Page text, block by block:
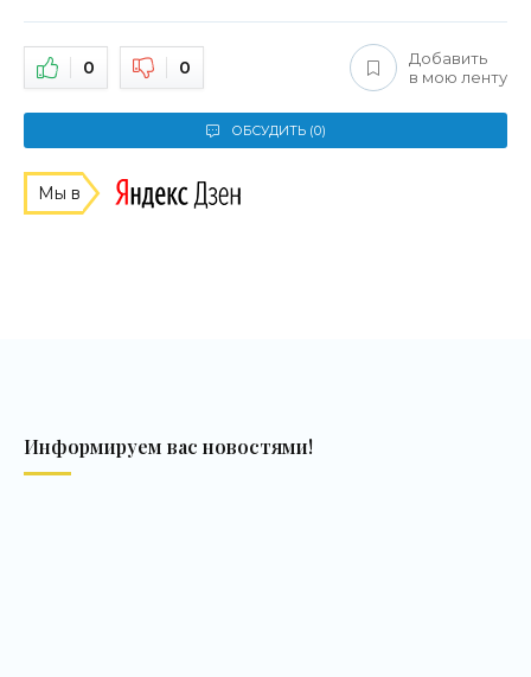
0 0
Добавить
в мою ленту
ОБСУДИТЬ (0)
Мы в
Информируем вас новостями!